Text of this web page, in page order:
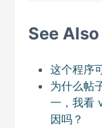
See Also
这个程序
为什么帖
一，我看
因吗？